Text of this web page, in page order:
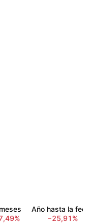
Año hasta la
−25,91%